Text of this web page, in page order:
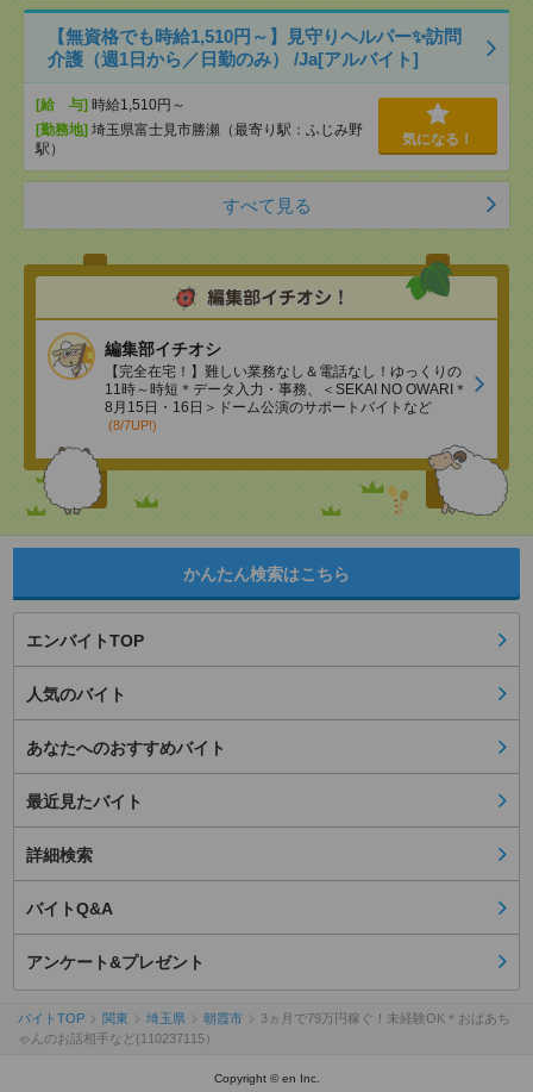
【無資格でも時給1,510円～】見守りヘルパー✨訪問
介護（週1日から／日勤のみ） /Ja[アルバイト]
[給 与] 時給1,510円～
[勤務地] 埼玉県富士見市勝瀬（最寄り駅：ふじみ野
駅）
気になる！
すべて見る
編集部イチオシ
【完全在宅！】難しい業務なし＆電話なし！ゆっくりの
11時～時短＊データ入力・事務、＜SEKAI NO OWARI＊
8月15日・16日＞ドーム公演のサポートバイトなど
(8/7UP!)
かんたん検索はこちら
エンバイトTOP
人気のバイト
あなたへのおすすめバイト
最近見たバイト
詳細検索
バイトQ&A
アンケート&プレゼント
バイトTOP 関東 埼玉県 朝霞市
3ヵ月で79万円稼ぐ！未経験OK＊おばあち
ゃんのお話相手など(110237115）
Copyright © en Inc.